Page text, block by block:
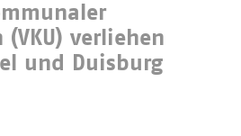
verliehen
und Duisburg